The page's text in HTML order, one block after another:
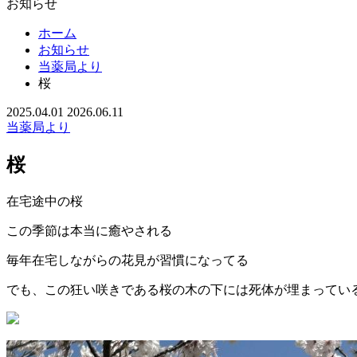
お知らせ
ホーム
お知らせ
当薬局より
桜
2025.04.01 2026.06.11
当薬局より
桜
在宅途中の桜
この季節は本当に癒やされる
毎年在宅しながらの花見が習慣になってる
でも、この狂い咲きである桜の木の下には死体が埋まってい